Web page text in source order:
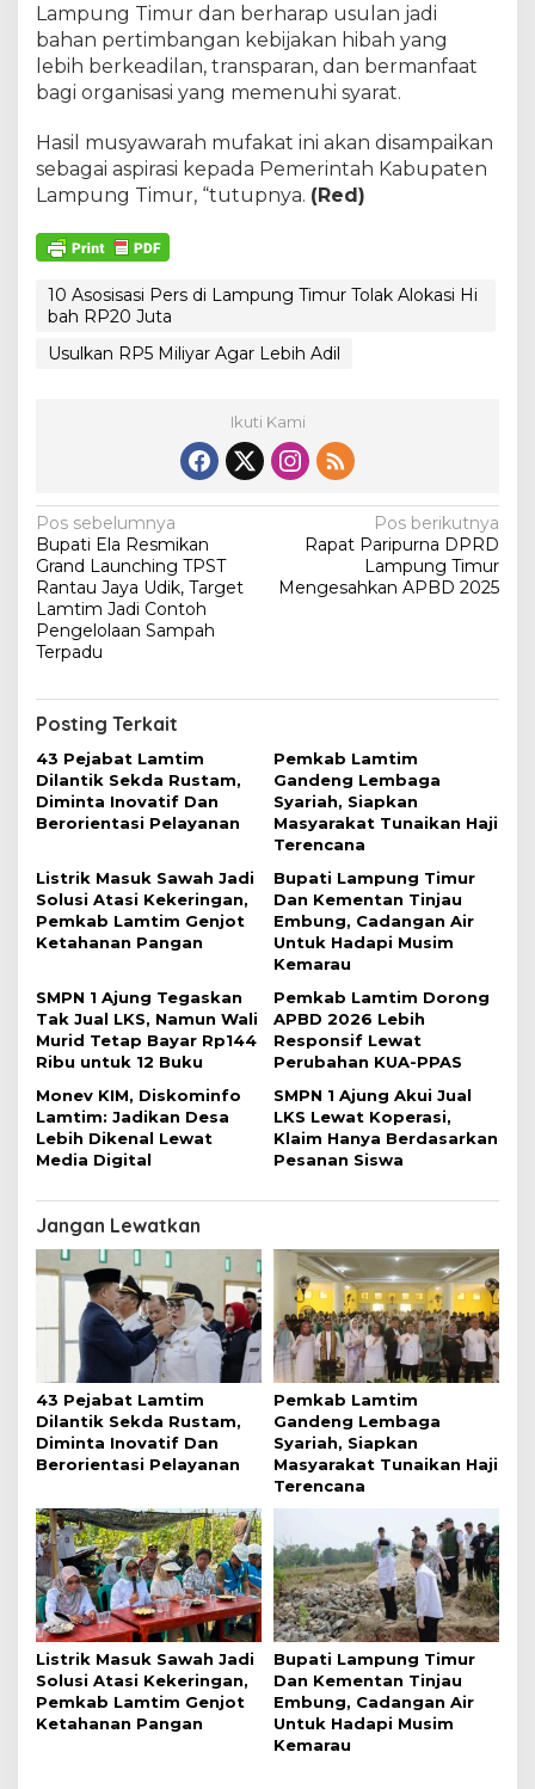
Lampung Timur dan berharap usulan jadi
bahan pertimbangan kebijakan hibah yang
lebih berkeadilan, transparan, dan bermanfaat
bagi organisasi yang memenuhi syarat.
Hasil musyawarah mufakat ini akan disampaikan
sebagai aspirasi kepada Pemerintah Kabupaten
Lampung Timur, “tutupnya. (Red)
10 Asosisasi Pers di Lampung Timur Tolak Alokasi Hi
bah RP20 Juta
Usulkan RP5 Miliyar Agar Lebih Adil
Ikuti Kami
N
a
v
i
g
a
s
i
p
o
s
Pos sebelumnya
Bupati Ela Resmikan
Grand Launching TPST
Rantau Jaya Udik, Target
Lamtim Jadi Contoh
Pengelolaan Sampah
Terpadu
Pos berikutnya
Rapat Paripurna DPRD
Lampung Timur
Mengesahkan APBD 2025
Posting Terkait
43 Pejabat Lamtim
Dilantik Sekda Rustam,
Diminta Inovatif Dan
Berorientasi Pelayanan
Pemkab Lamtim
Gandeng Lembaga
Syariah, Siapkan
Masyarakat Tunaikan Haji
Terencana
Listrik Masuk Sawah Jadi
Solusi Atasi Kekeringan,
Pemkab Lamtim Genjot
Ketahanan Pangan
Bupati Lampung Timur
Dan Kementan Tinjau
Embung, Cadangan Air
Untuk Hadapi Musim
Kemarau
SMPN 1 Ajung Tegaskan
Tak Jual LKS, Namun Wali
Murid Tetap Bayar Rp144
Ribu untuk 12 Buku
Pemkab Lamtim Dorong
APBD 2026 Lebih
Responsif Lewat
Perubahan KUA-PPAS
Monev KIM, Diskominfo
Lamtim: Jadikan Desa
Lebih Dikenal Lewat
Media Digital
SMPN 1 Ajung Akui Jual
LKS Lewat Koperasi,
Klaim Hanya Berdasarkan
Pesanan Siswa
Jangan Lewatkan
43 Pejabat Lamtim
Dilantik Sekda Rustam,
Diminta Inovatif Dan
Berorientasi Pelayanan
Pemkab Lamtim
Gandeng Lembaga
Syariah, Siapkan
Masyarakat Tunaikan Haji
Terencana
Listrik Masuk Sawah Jadi
Solusi Atasi Kekeringan,
Pemkab Lamtim Genjot
Ketahanan Pangan
Bupati Lampung Timur
Dan Kementan Tinjau
Embung, Cadangan Air
Untuk Hadapi Musim
Kemarau